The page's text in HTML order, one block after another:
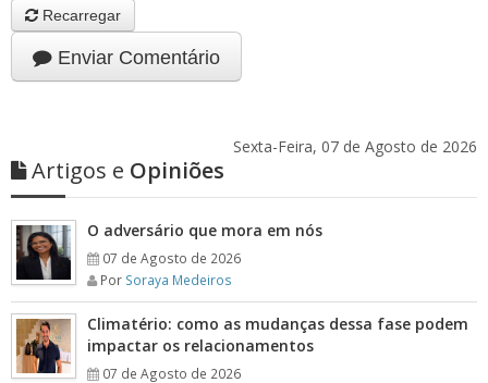
Recarregar
Enviar Comentário
Sexta-Feira, 07 de Agosto de 2026
Artigos e Opiniões
O adversário que mora em nós
07 de Agosto de 2026
Por Soraya Medeiros
Climatério: como as mudanças dessa fase podem
impactar os relacionamentos
07 de Agosto de 2026